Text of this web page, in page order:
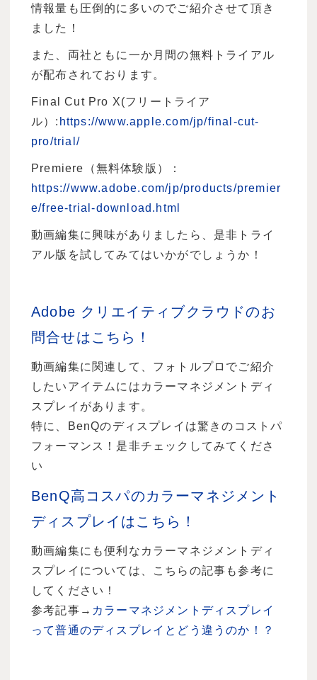
情報量も圧倒的に多いのでご紹介させて頂き
ました！
また、両社ともに一か月間の無料トライアル
が配布されております。
Final Cut Pro X(フリートライア
ル）: https://www.apple.com/jp/final-cut-
pro/trial/
Premiere（無料体験版）：
https://www.adobe.com/jp/products/premier
e/free-trial-download.html
動画編集に興味がありましたら、是非トライ
アル版を試してみてはいかがでしょうか！
Adobe クリエイティブクラウドのお
問合せはこちら！
動画編集に関連して、フォトルプロでご紹介
したいアイテムにはカラーマネジメントディ
スプレイがあります。
特に、BenQのディスプレイは驚きのコストパ
フォーマンス！是非チェックしてみてくださ
い
BenQ高コスパのカラーマネジメント
ディスプレイはこちら！
動画編集にも便利なカラーマネジメントディ
スプレイについては、こちらの記事も参考に
してください！
参考記事→ カラーマネジメントディスプレイ
って普通のディスプレイとどう違うのか！？